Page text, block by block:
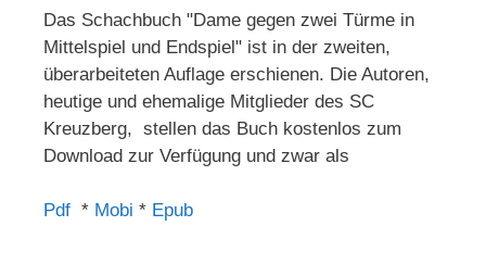
Das Schachbuch "Dame gegen zwei Türme in
Mittelspiel und Endspiel" ist in der zweiten,
überarbeiteten Auflage erschienen. Die Autoren,
heutige und ehemalige Mitglieder des SC
Kreuzberg, stellen das Buch kostenlos zum
Download zur Verfügung und zwar als
Pdf * Mobi * Epub